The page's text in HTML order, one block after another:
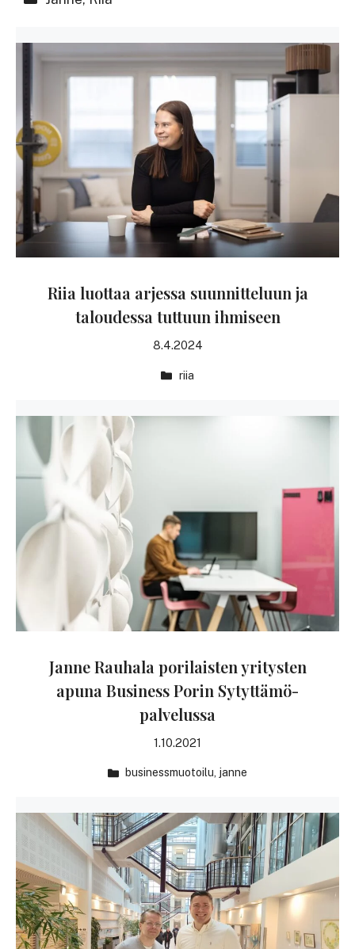
Riia luottaa arjessa suunnitteluun ja
taloudessa tuttuun ihmiseen
8.4.2024
riia
Janne Rauhala porilaisten yritysten
apuna Business Porin Sytyttämö-
palvelussa
1.10.2021
businessmuotoilu janne